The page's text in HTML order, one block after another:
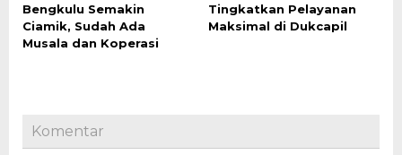
Bengkulu Semakin
Ciamik, Sudah Ada
Musala dan Koperasi
Tingkatkan Pelayanan
Maksimal di Dukcapil
Komentar